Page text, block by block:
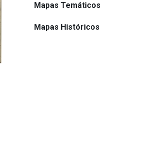
Mapas Temáticos
Mapas Históricos